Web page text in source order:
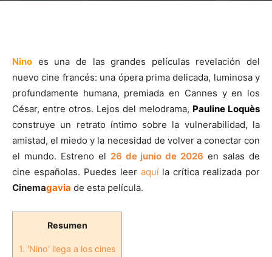
Nino es una de las grandes películas revelación del
nuevo cine francés: una ópera prima delicada, luminosa y
profundamente humana, premiada en Cannes y en los
César, entre otros. Lejos del melodrama, Pauline Loquès
construye un retrato íntimo sobre la vulnerabilidad, la
amistad, el miedo y la necesidad de volver a conectar con
el mundo. Estreno el 26 de junio de 2026 en salas de
cine españolas. Puedes leer aquíla crítica realizada por
Cinemagavia de esta película.
Resumen
1. 'Nino' llega a los cines